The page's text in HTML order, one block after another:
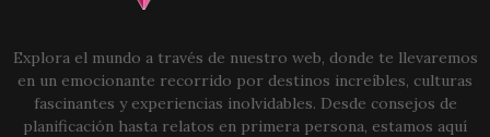
Explora el mundo a través de nuestro web, donde te llevaremos
en un emocionante recorrido por destinos increíbles, culturas
fascinantes y experiencias inolvidables. Desde consejos de
planificación hasta relatos en primera persona, estamos aquí